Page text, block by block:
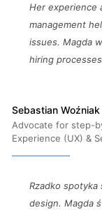
Her experience
management
issues. Magda
hiring
Sebastian Woźniak
Advocate for step-
Experience (UX) &
Rzadko
design. Magda